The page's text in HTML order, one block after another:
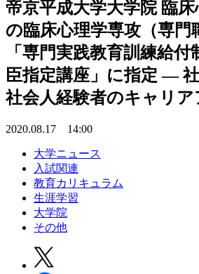
帝京平成大学大学院 臨
の臨床心理学専攻（専門
「専門実践教育訓練給
臣指定講座」に指定 —
社会人経験者のキャリ
2020.08.17 14:00
大学ニュース
入試関連
教育カリキュラム
生涯学習
大学院
その他